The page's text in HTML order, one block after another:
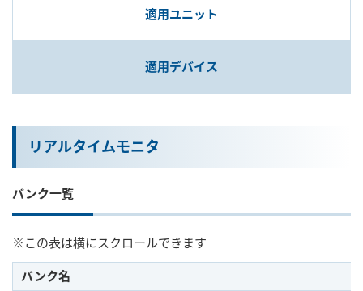
お問い合わせ
適用ユニット
適用デバイス
リアルタイムモニタ
バンク一覧
※この表は横にスクロールできます
バンク名